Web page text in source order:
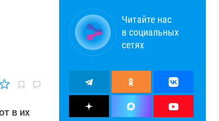
в их
Читайте нас
в социальных
сетях